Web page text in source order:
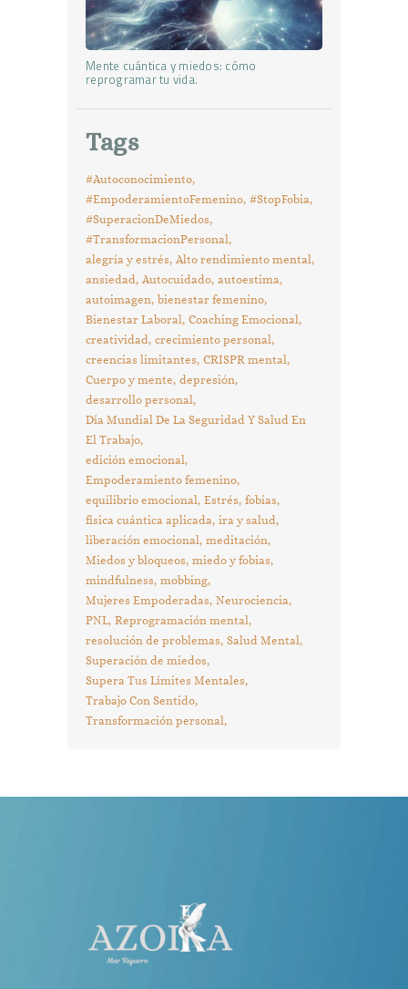
Mente cuántica y miedos: cómo
reprogramar tu vida.
Tags
#Autoconocimiento
#EmpoderamientoFemenino #StopFobia
#SuperacionDeMiedos
#TransformacionPersonal
alegría y estrés Alto rendimiento mental
ansiedad Autocuidado autoestima
autoimagen bienestar femenino
Bienestar Laboral Coaching Emocional
creatividad crecimiento personal
creencias limitantes CRISPR mental
Cuerpo y mente depresión
desarrollo personal
Día Mundial De La Seguridad Y Salud En
El Trabajo
edición emocional
Empoderamiento femenino
equilibrio emocional Estrés fobias
física cuántica aplicada ira y salud
liberación emocional meditación
Miedos y bloqueos miedo y fobias
mindfulness mobbing
Mujeres Empoderadas Neurociencia
PNL Reprogramación mental
resolución de problemas Salud Mental
Superación de miedos
Supera Tus Límites Mentales
Trabajo Con Sentido
Transformación personal